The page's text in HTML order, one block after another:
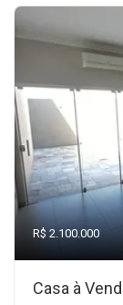
R$ 2.100.000
Casa à